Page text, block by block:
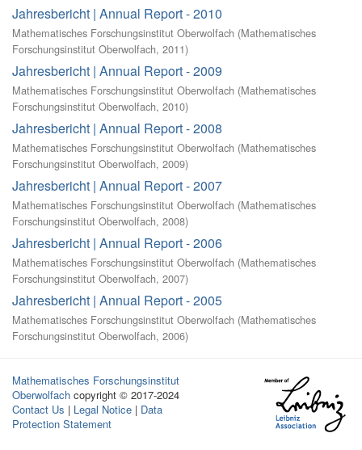
Jahresbericht | Annual Report - 2010
Mathematisches Forschungsinstitut Oberwolfach (Mathematisches
Forschungsinstitut Oberwolfach, 2011)
Jahresbericht | Annual Report - 2009
Mathematisches Forschungsinstitut Oberwolfach (Mathematisches
Forschungsinstitut Oberwolfach, 2010)
Jahresbericht | Annual Report - 2008
Mathematisches Forschungsinstitut Oberwolfach (Mathematisches
Forschungsinstitut Oberwolfach, 2009)
Jahresbericht | Annual Report - 2007
Mathematisches Forschungsinstitut Oberwolfach (Mathematisches
Forschungsinstitut Oberwolfach, 2008)
Jahresbericht | Annual Report - 2006
Mathematisches Forschungsinstitut Oberwolfach (Mathematisches
Forschungsinstitut Oberwolfach, 2007)
Jahresbericht | Annual Report - 2005
Mathematisches Forschungsinstitut Oberwolfach (Mathematisches
Forschungsinstitut Oberwolfach, 2006)
Mathematisches Forschungsinstitut
Oberwolfach copyright © 2017-2024
Contact Us | Legal Notice | Data
Protection Statement